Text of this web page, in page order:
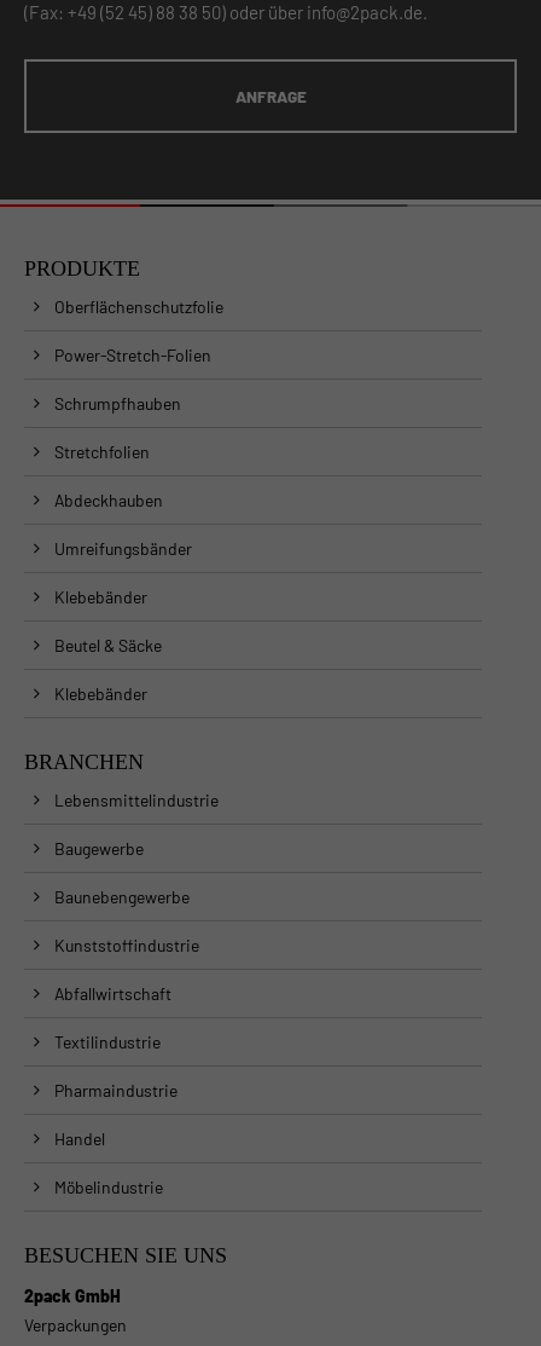
(Fax: +49 (52 45) 88 38 50) oder über info@2pack.de.
ANFRAGE
PRODUKTE
Oberflächenschutzfolie
Power-Stretch-Folien
Schrumpfhauben
Stretchfolien
Abdeckhauben
Umreifungsbänder
Klebebänder
Beutel & Säcke
Klebebänder
BRANCHEN
Lebensmittelindustrie
Baugewerbe
Baunebengewerbe
Kunststoffindustrie
Abfallwirtschaft
Textilindustrie
Pharmaindustrie
Handel
Möbelindustrie
BESUCHEN SIE UNS
2pack GmbH
Verpackungen